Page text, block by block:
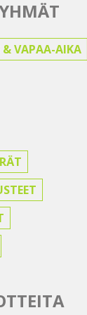
& VAPAA-AIKA